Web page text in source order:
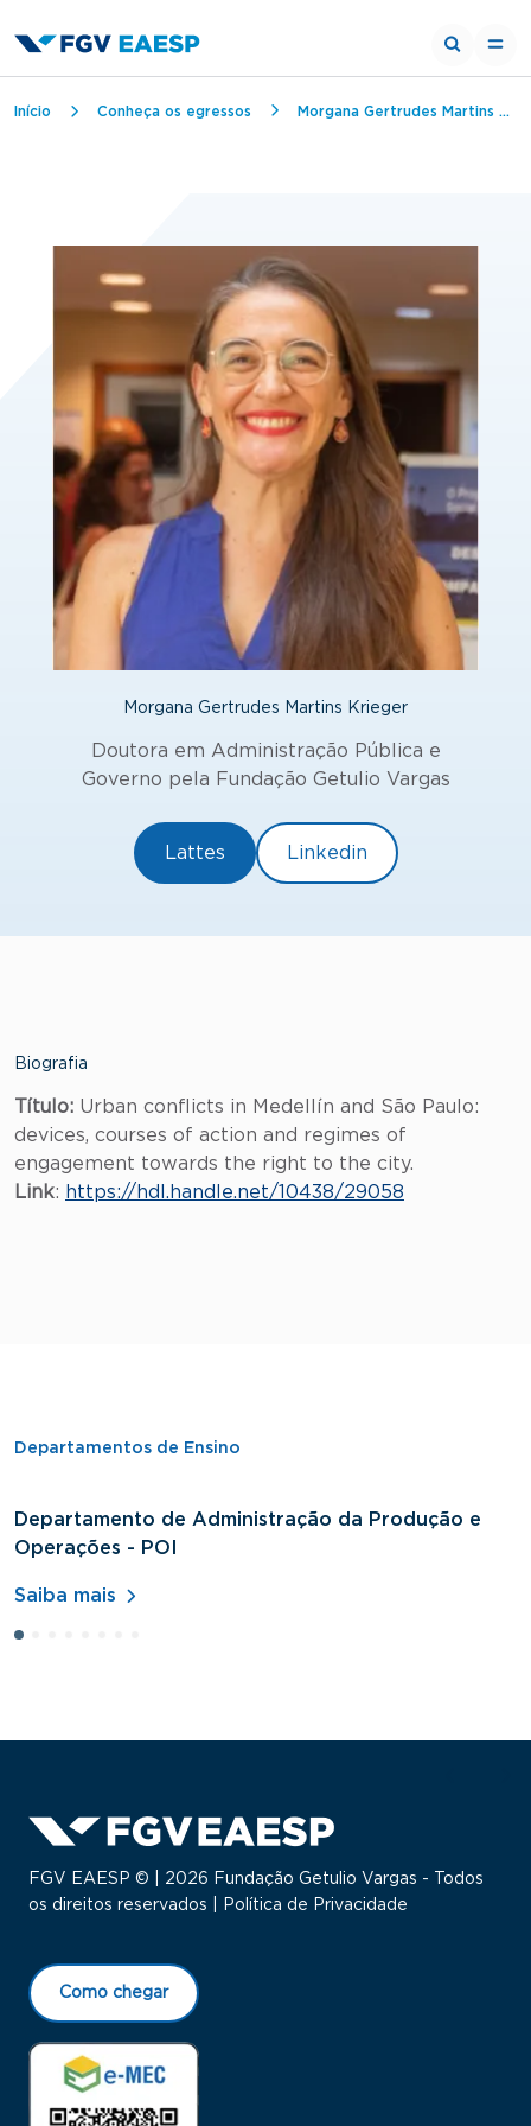
Trilha de navegação
Início Conheça os egressos Morgana Gertrudes Martins Krieger
Morgana Gertrudes Martins Krieger
Doutora em Administração Pública e
Governo pela Fundação Getulio Vargas
Lattes Linkedin
Biografia
Título: Urban conflicts in Medellín and São Paulo:
devices, courses of action and regimes of
engagement towards the right to the city.
Link: https://hdl.handle.net/10438/29058
Departamentos de Ensino
Departamento de Administração da Produção e
Operações - POI
Saiba mais
FGV EAESP © | 2026 Fundação Getulio Vargas - Todos
os direitos reservados |
Política de Privacidade
Como chegar